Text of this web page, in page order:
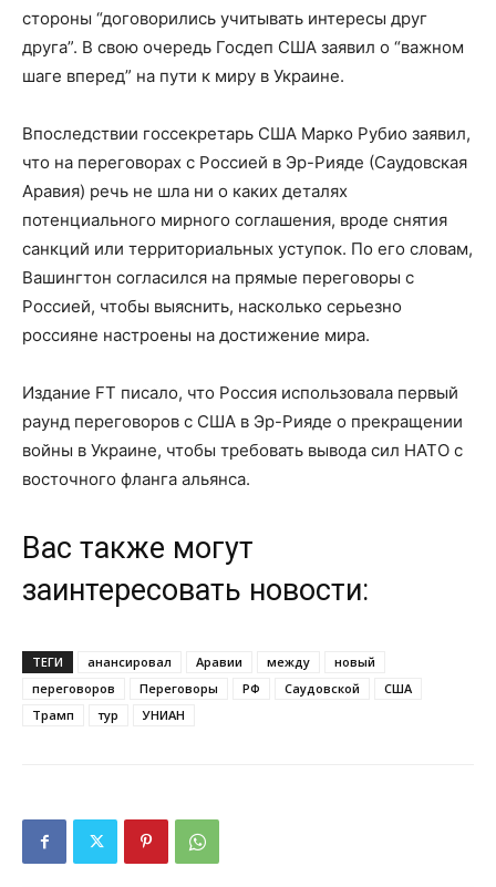
стороны “договорились учитывать интересы друг
друга”. В свою очередь Госдеп США заявил о “важном
шаге вперед” на пути к миру в Украине.
Впоследствии госсекретарь США Марко Рубио заявил,
что на переговорах с Россией в Эр-Рияде (Саудовская
Аравия) речь не шла ни о каких деталях
потенциального мирного соглашения, вроде снятия
санкций или территориальных уступок. По его словам,
Вашингтон согласился на прямые переговоры с
Россией, чтобы выяснить, насколько серьезно
россияне настроены на достижение мира.
Издание FT писало, что Россия использовала первый
раунд переговоров с США в Эр-Рияде о прекращении
войны в Украине, чтобы требовать вывода сил НАТО с
восточного фланга альянса.
Вас также могут
заинтересовать новости:
ТЕГИ анансировал Аравии между
новый
переговоров
Переговоры РФ Саудовской
США
Трамп
тур УНИАН